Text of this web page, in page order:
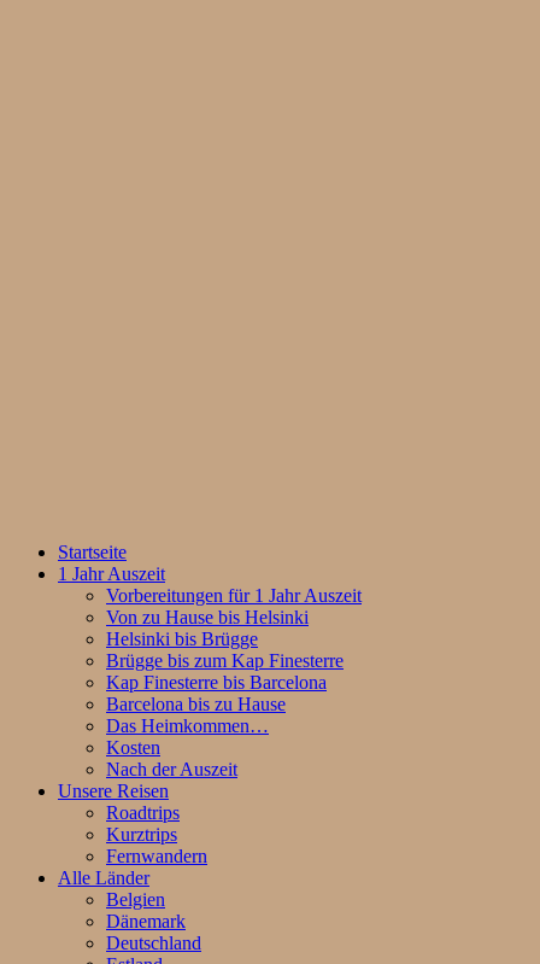
Startseite
1 Jahr Auszeit
Vorbereitungen für 1 Jahr Auszeit
Von zu Hause bis Helsinki
Helsinki bis Brügge
Brügge bis zum Kap Finesterre
Kap Finesterre bis Barcelona
Barcelona bis zu Hause
Das Heimkommen…
Kosten
Nach der Auszeit
Unsere Reisen
Roadtrips
Kurztrips
Fernwandern
Alle Länder
Belgien
Dänemark
Deutschland